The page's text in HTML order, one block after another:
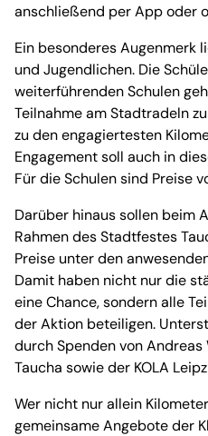
anschließend per App oder
Ein besonderes Augenmerk
und Jugendlichen. Die
weiterführenden Schulen
Teilnahme am Stadtradeln
zu den engagiertesten
Engagement soll auch in
Für die Schulen sind Preise
Darüber hinaus sollen beim
Rahmen des Stadtfestes
Preise unter den
Damit haben nicht nur die
eine Chance, sondern alle
der Aktion beteiligen.
durch Spenden von Andreas
Taucha sowie der KOLA
Wer nicht nur allein
gemeinsame Angebote der